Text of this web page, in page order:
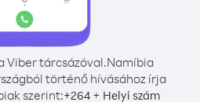
Viber tárcsázóval.Namíbia
történő hívásához írja
szerint:+264 + Helyi szám